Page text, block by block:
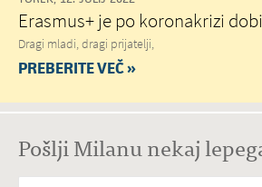
Erasmus+ je po koronakrizi
Dragi mladi, dragi prijatelji,
PREBERITE VEČ »
Pošlji Milanu nekaj